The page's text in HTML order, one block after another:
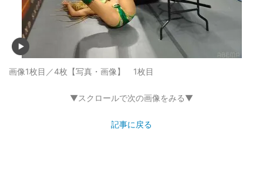
画像1枚目／4枚 【写真・画像】 1枚目
▼スクロールで次の画像をみる▼
記事に戻る